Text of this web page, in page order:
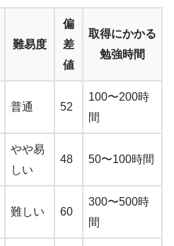
難易度
偏
差
値
取得にかかる
勉強時間
普通 52
100〜200時
間
やや易
しい
48 50〜100時間
難しい 60
300〜500時
間